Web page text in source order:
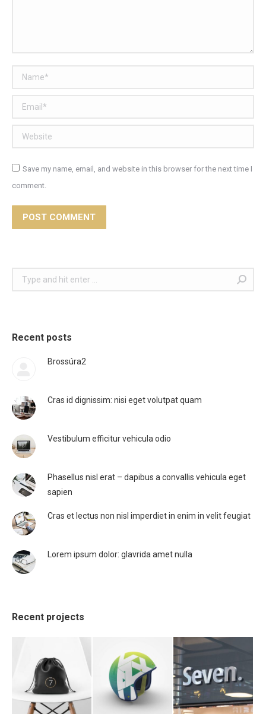
Name *
Email *
Website
Save my name, email, and website in this browser for the next time I
comment.
POST COMMENT
Search:
Recent posts
Brossúra2
Cras id dignissim: nisi eget volutpat quam
Vestibulum efficitur vehicula odio
Phasellus nisl erat – dapibus a convallis vehicula eget
sapien
Cras et lectus non nisl imperdiet in enim in velit feugiat
Lorem ipsum dolor: glavrida amet nulla
Recent projects